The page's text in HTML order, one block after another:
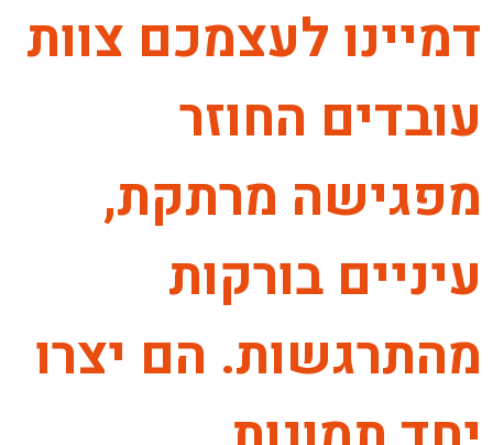
דמיינו לעצמכם צוות
עובדים החוזר
מפגישה מרתקת,
עיניים בורקות
מהתרגשות. הם יצרו